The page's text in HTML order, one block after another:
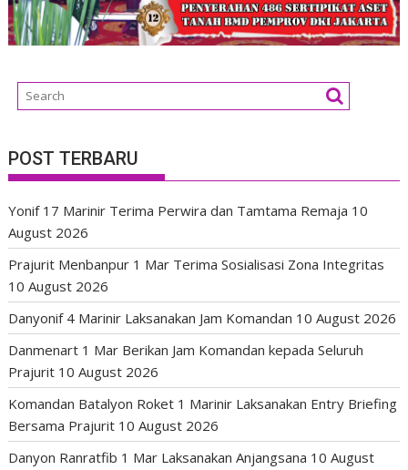
POST TERBARU
Yonif 17 Marinir Terima Perwira dan Tamtama Remaja 10
August 2026
Prajurit Menbanpur 1 Mar Terima Sosialisasi Zona Integritas
10 August 2026
Danyonif 4 Marinir Laksanakan Jam Komandan 10 August 2026
Danmenart 1 Mar Berikan Jam Komandan kepada Seluruh
Prajurit 10 August 2026
Komandan Batalyon Roket 1 Marinir Laksanakan Entry Briefing
Bersama Prajurit 10 August 2026
Danyon Ranratfib 1 Mar Laksanakan Anjangsana 10 August